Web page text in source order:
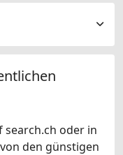
search.ch oder in
den günstigen